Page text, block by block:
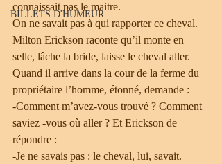
BILLETS D'HUMEUR
connaissait pas le maitre.
On ne savait pas à qui rapporter ce cheval.
Milton Erickson raconte qu’il monte en
selle, lâche la bride, laisse le cheval aller.
Quand il arrive dans la cour de la ferme du
propriétaire l’homme, étonné, demande :
-Comment m’avez-vous trouvé ? Comment
saviez -vous où aller ? Et Erickson de
répondre :
-Je ne savais pas : le cheval, lui, savait.